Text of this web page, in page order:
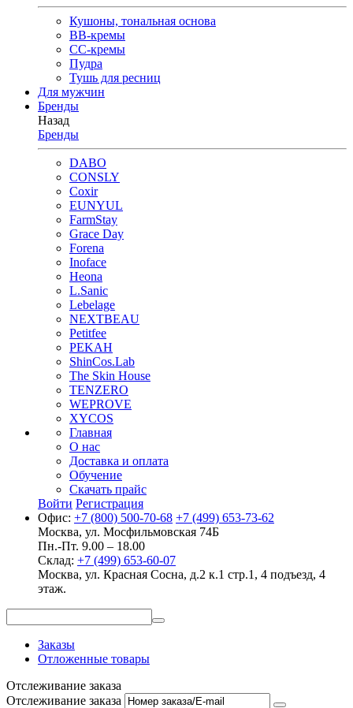
Кушоны, тональная основа
BB-кремы
CC-кремы
Пудра
Тушь для ресниц
Для мужчин
Бренды
Назад
Бренды
DABO
CONSLY
Coxir
EUNYUL
FarmStay
Grace Day
Forena
Inoface
Heona
L.Sanic
Lebelage
NEXTBEAU
Petitfee
PEKAH
ShinCos.Lab
The Skin House
TENZERO
WEPROVE
XYCOS
Главная
О нас
Доставка и оплата
Обучение
Скачать прайс
Войти Регистрация
Офис: +7 (800) 500-70-68 +7 (499) 653-73-62
Москва, ул. Мосфильмовская 74Б
Пн.-Пт. 9.00 – 18.00
Склад: +7 (499) 653-60-07
Москва, ул. Красная Сосна, д.2 к.1 стр.1, 4 подъезд, 4
этаж.
Заказы
Отложенные товары
Отслеживание заказа
Отслеживание заказа